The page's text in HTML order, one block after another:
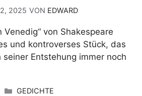
2025 VON EDWARD
Venedig“ von Shakespeare
und kontroverses Stück, das
Entstehung immer noch
KATEGORIEN
GEDICHTE